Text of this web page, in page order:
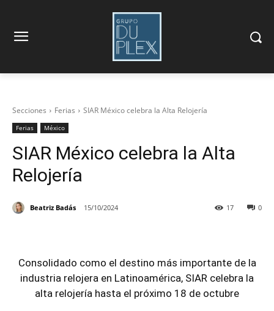
Secciones Ferias SIAR México celebra la Alta Relojería
Ferias México
SIAR México celebra la Alta
Relojería
Beatriz Badás 15/10/2024 0
17
Consolidado como el destino más importante de la
industria relojera en Latinoamérica, SIAR celebra la
alta relojería hasta el próximo 18 de octubre